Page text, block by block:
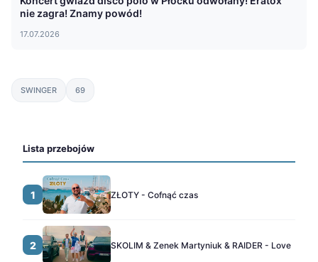
nie zagra! Znamy powód!
17.07.2026
SWINGER 69
Lista przebojów
1 ZŁOTY - Cofnąć czas
2 SKOLIM & Zenek Martyniuk & RAIDER - Love